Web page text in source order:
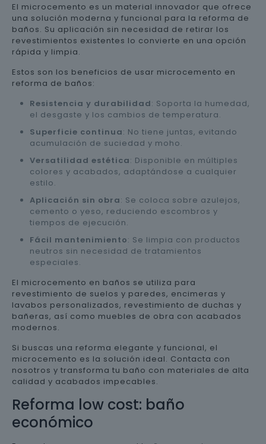
El microcemento es un material innovador que ofrece
una solución moderna y funcional para la reforma de
baños. Su aplicación sin necesidad de retirar los
revestimientos existentes lo convierte en una opción
rápida y limpia.
Estos son los beneficios de usar microcemento en
reforma de baños:
Resistencia y durabilidad: Soporta la humedad,
el desgaste y los cambios de temperatura.
Superficie continua: No tiene juntas, evitando
acumulación de suciedad y moho.
Versatilidad estética: Disponible en múltiples
colores y acabados, adaptándose a cualquier
estilo.
Aplicación sin obra: Se coloca sobre azulejos,
cemento o yeso, reduciendo escombros y
tiempos de ejecución.
Fácil mantenimiento: Se limpia con productos
neutros sin necesidad de tratamientos
especiales.
El microcemento en baños se utiliza para
revestimiento de suelos y paredes, encimeras y
lavabos personalizados, revestimiento de duchas y
bañeras, así como muebles de obra con acabados
modernos.
Si buscas una reforma elegante y funcional, el
microcemento es la solución ideal. Contacta con
nosotros y transforma tu baño con materiales de alta
calidad y acabados impecables.
Reforma low cost: baño
económico